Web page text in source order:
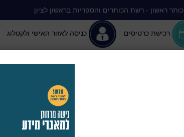
כותר ראשון - רשת הכותרים והספריות בראשון לציון
רכישת כרטיסים כניסה לאזור האישי ולקטלוג
מידע ראשון: מרכז